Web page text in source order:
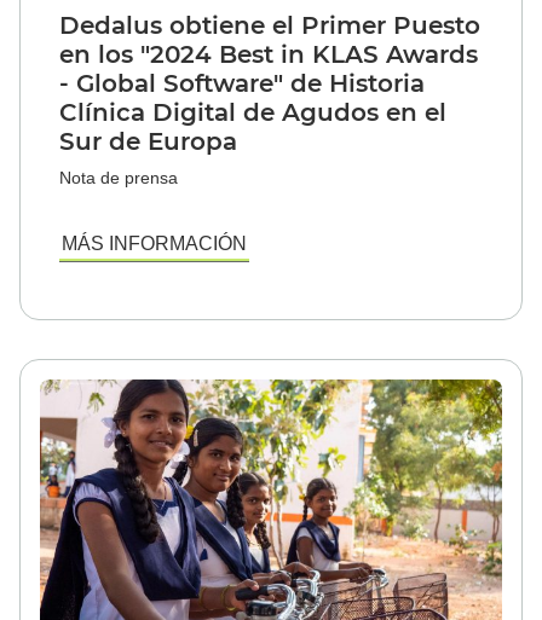
Dedalus obtiene el Primer Puesto
en los "2024 Best in KLAS Awards
- Global Software" de Historia
Clínica Digital de Agudos en el
Sur de Europa
Nota de prensa
MÁS INFORMACIÓN